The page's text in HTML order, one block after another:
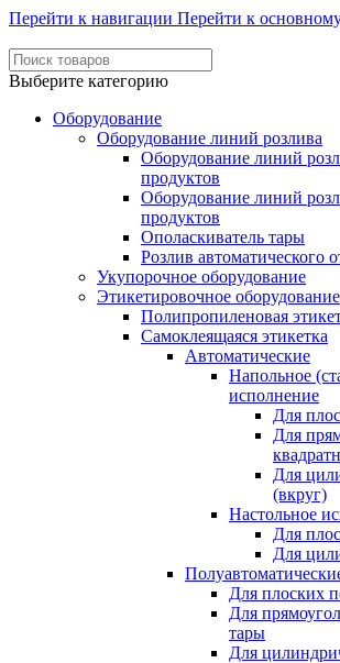
Перейти к навигации Перейти к
Выберите категорию
Оборудование
Оборудование линий розлива
Оборудование линий
продуктов
Оборудование линий
продуктов
Ополаскиватель тары
Розлив автоматического
Укупорочное оборудование
Этикетировочное оборудование
Полипропиленовая
Самоклеящаяся этикетка
Автоматические
Напольное
исполнение
Для
Для
Для
(вкруг)
Настольное
Для
Для
Для плoских
Для
тары
Для